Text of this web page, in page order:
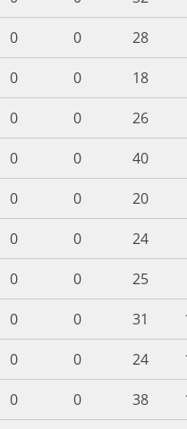
0 0
28
0 0
18
0 0
26
0 0
40
0 0
20
0 0
24
0 0
25
0 0 31
0 0 24
0 0 38